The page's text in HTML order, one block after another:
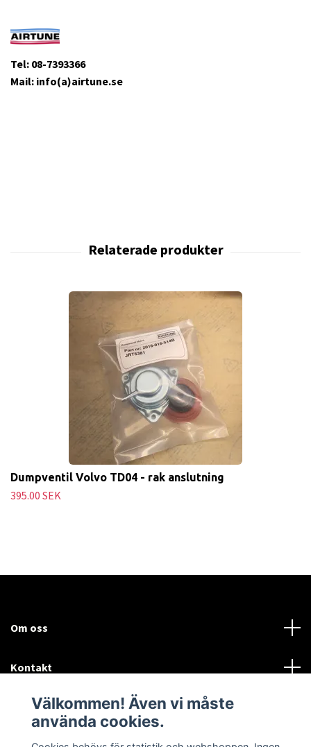
Tel: 08-7393366
Mail: info(a)airtune.se
Dumpventil Volvo TD04 - rak anslutning
395.00 SEK
Om oss
Kontakt
Mer information:
Välkommen! Även vi måste
använda cookies.